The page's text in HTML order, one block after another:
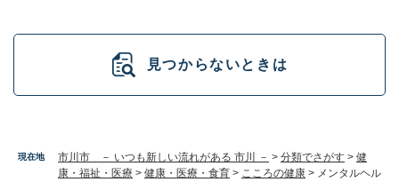
現在地 市川市 － いつも新しい流れがある 市川 － > 分類でさがす > 健
康・福祉・医療 > 健康・医療・食育 > こころの健康 > メンタルヘル
見つからないときは